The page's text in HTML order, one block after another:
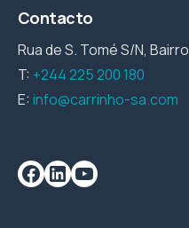
Contacto
Rua de S. Tomé S/N,
T: +244 225 200 180
E:info@carrinho-sa.com